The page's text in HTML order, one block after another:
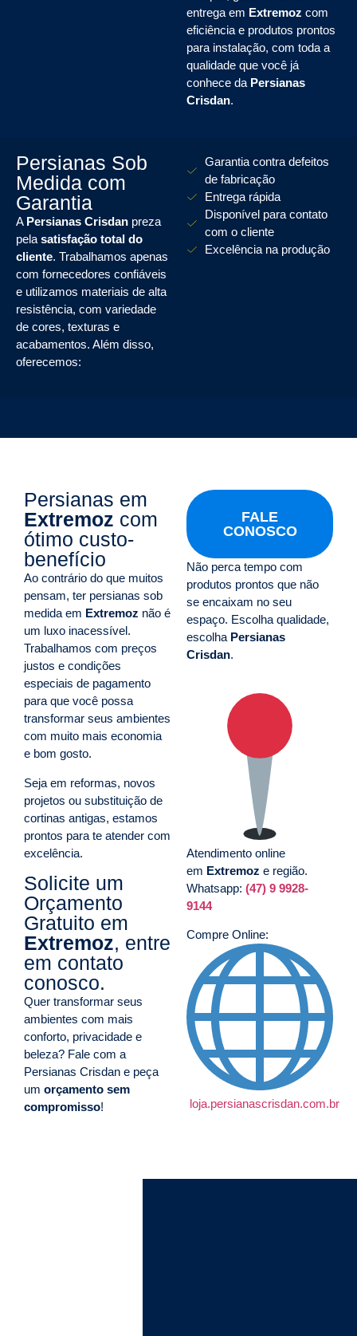
entrega em Extremoz com
eficiência e produtos prontos
para instalação, com toda a
qualidade que você já
conhece da Persianas
Crisdan.
Persianas Sob
Medida com
Garantia
A Persianas Crisdan preza
pela satisfação total do
cliente. Trabalhamos apenas
com fornecedores confiáveis
e utilizamos materiais de alta
resistência, com variedade
de cores, texturas e
acabamentos. Além disso,
oferecemos:
Garantia contra defeitos
de fabricação
Entrega rápida
Disponível para contato
com o cliente
Excelência na produção
Persianas em
Extremoz com
ótimo custo-
benefício
Ao contrário do que muitos
pensam, ter persianas sob
medida em Extremoz não é
um luxo inacessível.
Trabalhamos com preços
justos e condições
especiais de pagamento
para que você possa
transformar seus ambientes
com muito mais economia
e bom gosto.
Seja em reformas, novos
projetos ou substituição de
cortinas antigas, estamos
prontos para te atender com
excelência.
Solicite um
Orçamento
Gratuito em
Extremoz, entre
em contato
conosco.
Quer transformar seus
ambientes com mais
conforto, privacidade e
beleza? Fale com a
Persianas Crisdan e peça
um orçamento sem
compromisso!
FALE
CONOSCO
Não perca tempo com
produtos prontos que não
se encaixam no seu
espaço. Escolha qualidade,
escolha Persianas
Crisdan.
Atendimento online
em Extremoz e região.
Whatsapp: (47) 9 9928-
9144
Compre Online:
loja.persianascrisdan.com.br